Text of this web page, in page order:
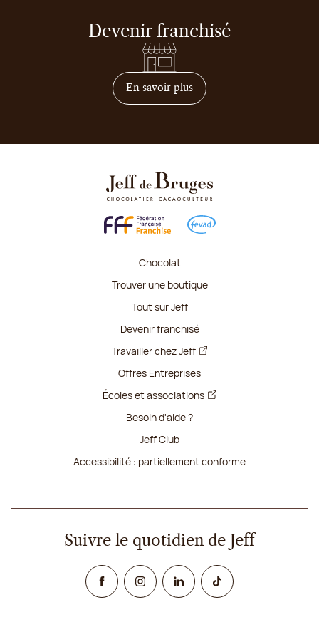
Devenir franchisé
En savoir plussur comment devenir
Chocolat
Trouver une boutique
Tout sur Jeff
Devenir franchisé
Travailler chez Jeff
Offres Entreprises
Écoles et associations
Besoin d'aide ?
Jeff Club
Accessibilité : partiellement conforme
Suivre le quotidien de Jeff
FacebookInstagramLinked InTikTok